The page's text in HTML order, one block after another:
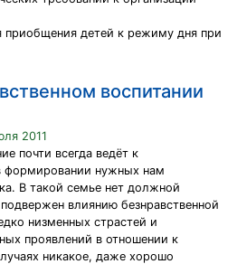
приобщения детей к режиму дня при
воспитании
2011
почти всегда ведёт к
формировании нужных нам
В такой семье нет должной
влиянию безнравственной
низменных страстей и
проявлений в отношении к
никакое, даже хорошо